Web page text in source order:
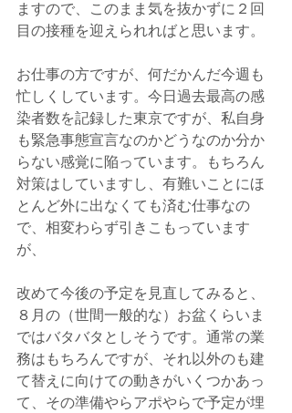
ますので、このまま気を抜かずに２回
目の接種を迎えられればと思います。
お仕事の方ですが、何だかんだ今週も
忙しくしています。今日過去最高の感
染者数を記録した東京ですが、私自身
も緊急事態宣言なのかどうなのか分か
らない感覚に陥っています。もちろん
対策はしていますし、有難いことにほ
とんど外に出なくても済む仕事なの
で、相変わらず引きこもっています
が、
改めて今後の予定を見直してみると、
８月の（世間一般的な）お盆くらいま
ではバタバタとしそうです。通常の業
務はもちろんですが、それ以外のも建
て替えに向けての動きがいくつかあっ
て、その準備やらアポやらで予定が埋